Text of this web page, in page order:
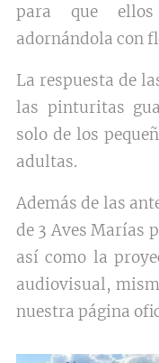
para que
adornándola con
La respuesta de
las pinturitas
solo de los
adultas.
Además de las
de 3 Aves Marías
así como la
audiovisual,
nuestra página